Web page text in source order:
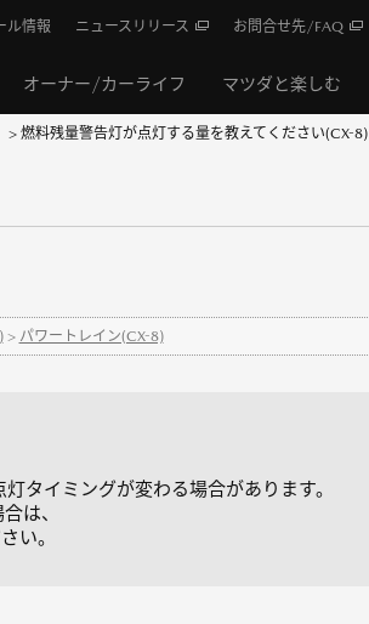
オーナー/カーライフ マツダと楽しむ
ル情報 ニュースリリース お問合せ先/FAQ
> 燃料残量警告灯が点灯する量を教えてください(CX-8)
> パワートレイン(CX-8)
タイミングが変わる場合があります。
は、
い。